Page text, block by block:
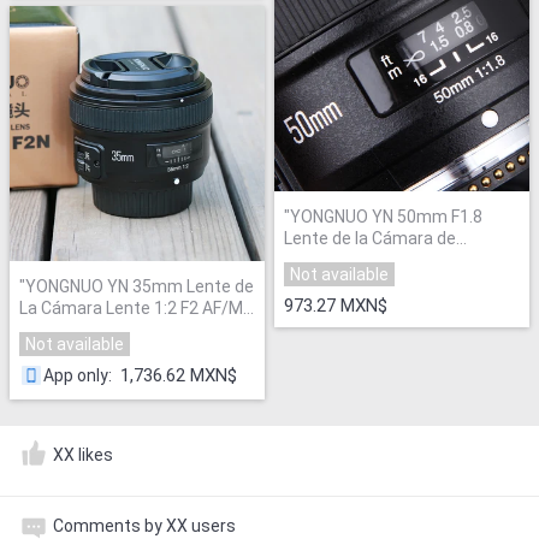
"YONGNUO YN 35mm Lente de
La Cámara Lente 1:2 F2 AF/MF
gran Angular Fijo/Primer
Enfoque Automático Lente
para Nikon para Canon"
Not available
App only: 1,736.62 MXN$
"YONGNUO YN 50mm F1.8
Lente de la Cámara de
Enfoque Automático de Focal
fija Estándar Grande apertura
para nikon dslr para canon eos
60d 70d 5d2 5d3"
Not available
973.27 MXN$
XX likes
Comments by XX users